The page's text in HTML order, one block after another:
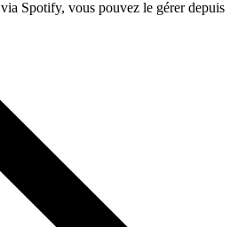
Spotify, vous pouvez le gérer depuis